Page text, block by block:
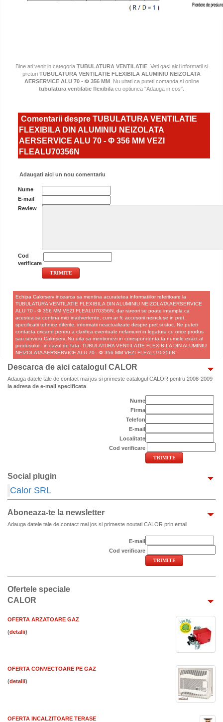
Bine ati venit in categoria TUBULATURA VENTILATIE. Veti gasi aici informatii si
preturi TUBULATURA VENTILATIE FLEXIBILA ALUMINIU NEIZOLATA
AERSERVICE ALU 70 - Φ 356 MM. Nu uitati ca puteti comanda si online
tubulatura ventilatie flexibila cu optiunea "Adauga in cos".
Comentarii despre TUBULATURA VENTILATIE
FLEXIBILA DIN ALUMINIU NEIZOLATA
AERSERVICE ALU 70 - Φ 356 MM VEZI
FLEALU70356N
Adaugati aici un nou comentariu
Nume
E-mail
Review
Cod
verificare
Echipa Calorserv incearca sa mentina acuratetea informatiilor referitoare la
TUBULATURA VENTILATIE FLEXIBILA DIN ALUMINIU NEIZOLATA AERSERVICE
ALU 70 - Φ 356 MM VEZI FLEALU70356N, dar rareori se poate intampla ca
acestea sa contina mici inadvertente, cum ar fi: accesorii neincluse in pret,
specificatii tehnice diferite, informatii neactualizate despre pret si stoc. Ne puteti
contacta oricand pentru a clarifica eventuale nelamuriri in legatura cu orice produs
sau serviciu Calorserv. Nu uita sa mentionezi in corespondenta ta numele exact al
produsului - in cazul de fata: TUBULATURA VENTILATIE FLEXIBILA DIN ALUMINIU
NEIZOLATA AERSERVICE ALU 70 - Φ 356 MM VEZI FLEALU70356N.
Descarca de aici catalogul CALOR
Adauga datele tale de contact mai jos si primeste catalogul CALOR pentru 2008-2009
la adresa de e-mail specificata
Nume
Firma
Telefon
E-mail
Localitate
Cod verificare
Social plugin
Calor SRL
Aboneaza-te la newsletter
Adauga datele tale de contact mai jos si primeste noutati CALOR prin email
E-mail
Cod verificare
Ofertele speciale
CALOR
OFERTA ARZATOARE GAZ
( )
OFERTA CONVECTOARE PE GAZ
( )
OFERTA INCALZITOARE TERASE